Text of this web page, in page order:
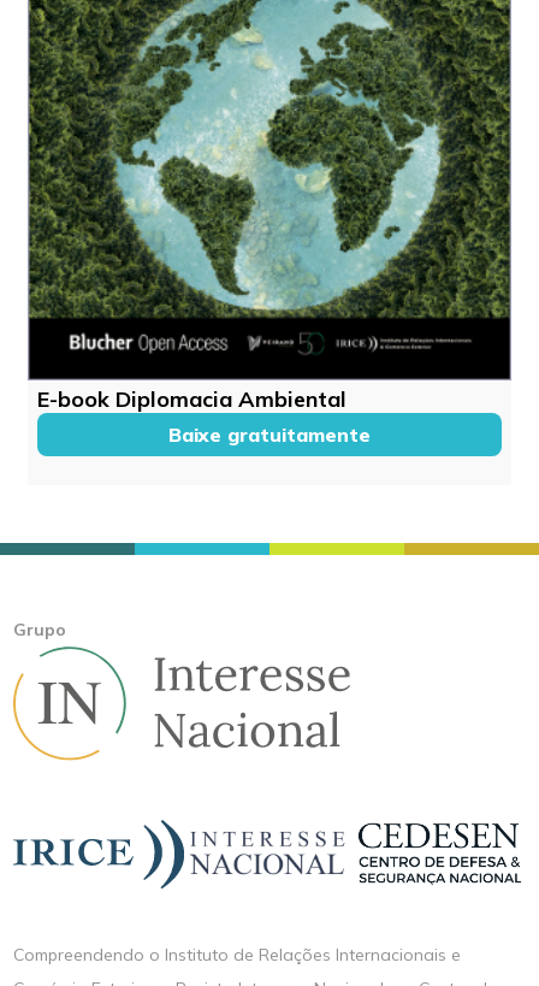
E-book Diplomacia Ambiental
Baixe gratuitamente
Grupo
Compreendendo o Instituto de Relações Internacionais e